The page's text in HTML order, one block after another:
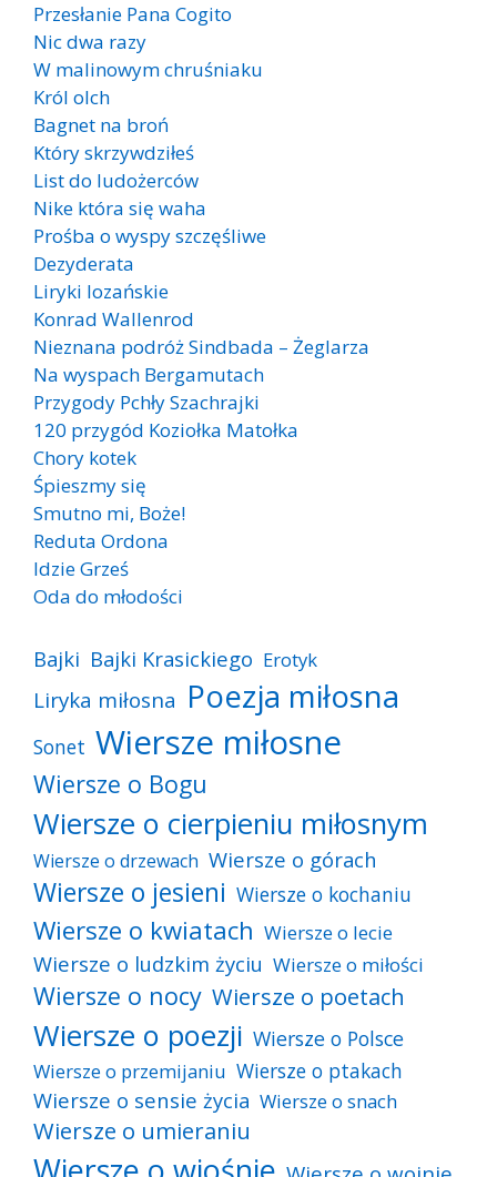
Przesłanie Pana Cogito
Nic dwa razy
W malinowym chruśniaku
Król olch
Bagnet na broń
Który skrzywdziłeś
List do ludożerców
Nike która się waha
Prośba o wyspy szczęśliwe
Dezyderata
Liryki lozańskie
Konrad Wallenrod
Nieznana podróż Sindbada – Żeglarza
Na wyspach Bergamutach
Przygody Pchły Szachrajki
120 przygód Koziołka Matołka
Chory kotek
Śpieszmy się
Smutno mi, Boże!
Reduta Ordona
Idzie Grześ
Oda do młodości
Bajki Bajki Krasickiego Erotyk
Liryka miłosna Poezja miłosna
Sonet Wiersze miłosne
Wiersze o Bogu
Wiersze o cierpieniu miłosnym
Wiersze o drzewach Wiersze o górach
Wiersze o jesieni Wiersze o kochaniu
Wiersze o kwiatach Wiersze o lecie
Wiersze o ludzkim życiu Wiersze o miłości
Wiersze o nocy Wiersze o poetach
Wiersze o poezji Wiersze o Polsce
Wiersze o przemijaniu Wiersze o ptakach
Wiersze o sensie życia Wiersze o snach
Wiersze o umieraniu